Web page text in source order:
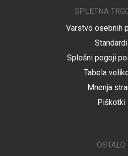
SPLETNA
Varstvo osebnih
Standardi
Splošni pogoji
Tabela
Mnenja
Piškotki
OSTALO